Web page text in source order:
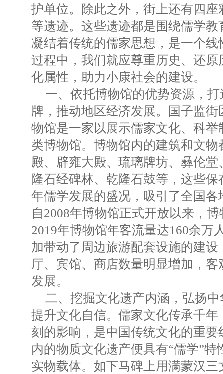
护单位。除此之外，街上还有四
等遗迹。这些遗迹都是围绕儒学
凝结着传统的儒家思想，是一个
过程中，我们就应尊重历史、还
化属性，助力小康社会的建设。
一、依托博物馆的优势资源，打
牌，推动地区经济发展。国子监
物馆是一家以展示儒家文化、科
类博物馆。博物馆内的建筑和文
殿、辟雍大殿、琉璃牌坊、彝伦
隆石经碑林、乾隆石鼓等，这些
年儒学发展的盛况，吸引了全国
自2008年博物馆正式开放以来，
2019年博物馆年客流量达160余万
加带动了周边旅游配套设施的建设
厅、宾馆、商店数量明显增加，
发展。
二、挖掘文化遗产内涵，弘扬
提升文化自信。儒家文化传承千
刻的影响，是中国传统文化的重
内的物质文化遗产便具有“儒学”
实物载体。如下马碑上用满蒙汉三